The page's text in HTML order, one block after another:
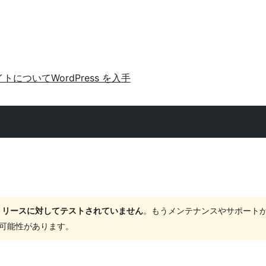
トについてWordPress を入手
ースに対してテストされていません。もうメンテナンスやサポート
能性があります。